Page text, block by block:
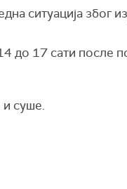
ситуација због
до 17 сати после
и суше.